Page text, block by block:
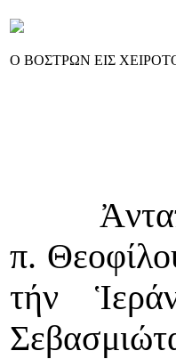
Ο ΒΟΣΤΡΩΝ ΕΙΣ
π.
τήν